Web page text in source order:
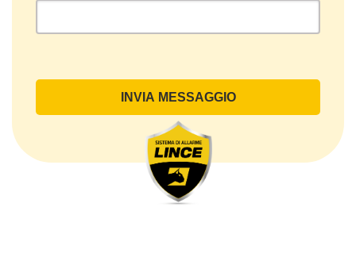
Oggetto del Trattamento
di contatto, così come altri dati necessari ai fini della
fatturazione, come l’indirizzo). Con riferimento a
questi ultimi, cogliamo l’occasione per
sottolineare che i dati delle persone fisiche sono
sempre qualificati come personali, mentre le persone
giuridiche sono in via generale escluse
dal campo di applicazione del GDPR (artt. 1 e 4 del